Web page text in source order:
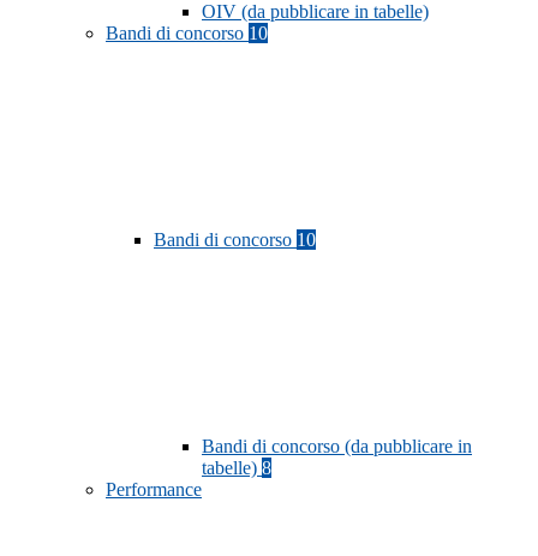
OIV (da pubblicare in tabelle)
Bandi di concorso 10
Bandi di concorso 10
Bandi di concorso (da pubblicare in
tabelle) 8
Performance